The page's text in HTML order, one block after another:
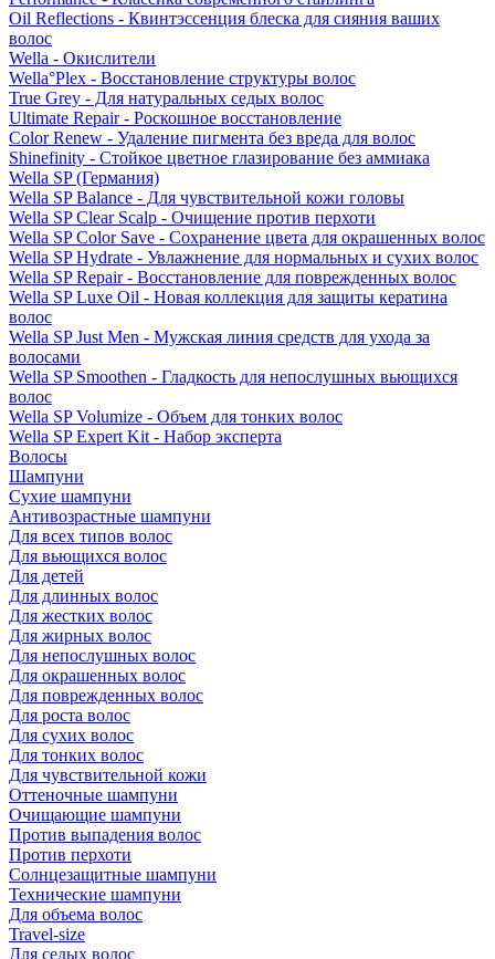
Oil Reflections - Квинтэссенция блеска для сияния ваших
волос
Wella - Окислители
Wella°Plex - Восстановление структуры волос
True Grey - Для натуральных седых волос
Ultimate Repair - Роскошное восстановление
Color Renew - Удаление пигмента без вреда для волос
Shinefinity - Стойкое цветное глазирование без аммиака
Wella SP (Германия)
Wella SP Balance - Для чувствительной кожи головы
Wella SP Clear Scalp - Очищение против перхоти
Wella SP Color Save - Сохранение цвета для окрашенных волос
Wella SP Hydrate - Увлажнение для нормальных и сухих волос
Wella SP Repair - Восстановление для поврежденных волос
Wella SP Luxe Oil - Новая коллекция для защиты кератина
волос
Wella SP Just Men - Мужская линия средств для ухода за
волосами
Wella SP Smoothen - Гладкость для непослушных вьющихся
волос
Wella SP Volumize - Объем для тонких волос
Wella SP Expert Kit - Набор эксперта
Волосы
Шампуни
Сухие шампуни
Антивозрастные шампуни
Для всех типов волос
Для вьющихся волос
Для детей
Для длинных волос
Для жестких волос
Для жирных волос
Для непослушных волос
Для окрашенных волос
Для поврежденных волос
Для роста волос
Для сухих волос
Для тонких волос
Для чувствительной кожи
Оттеночные шампуни
Очищающие шампуни
Против выпадения волос
Против перхоти
Солнцезащитные шампуни
Технические шампуни
Для объема волос
Travel-size
Для седых волос